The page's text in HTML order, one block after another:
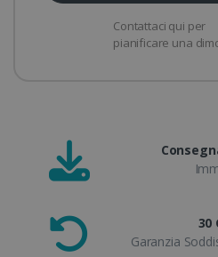
Contattaci qui per
pianificare una
30
Garanzia